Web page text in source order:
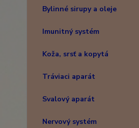
Bylinné sirupy a oleje
Imunitný systém
Koža, srsť a kopytá
Tráviaci aparát
Svalový aparát
Nervový systém